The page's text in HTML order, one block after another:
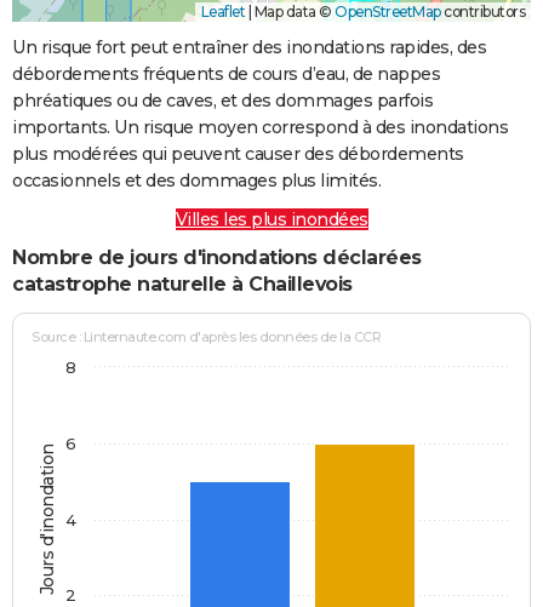
Leaflet | Map data © OpenStreetMapcontributors
Un risque fort peut entraîner des inondations rapides, des
débordements fréquents de cours d’eau, de nappes
phréatiques ou de caves, et des dommages parfois
importants. Un risque moyen correspond à des inondations
plus modérées qui peuvent causer des débordements
occasionnels et des dommages plus limités.
Villes les plus inondées
Nombre de jours d'inondations déclarées
catastrophe naturelle à Chaillevois
Jours d'inondation
Source : Linternaute.com d'après les données de la CCR
2
4
6
8